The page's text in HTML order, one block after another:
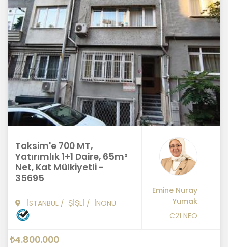
Taksim'e 700 MT,
Yatırımlık 1+1 Daire, 65m²
Net, Kat Mülkiyetli -
35695
İSTANBUL / ŞİŞLİ / İNÖNÜ
Emine Nuray
Yumak
C21 NEO
₺4.800.000